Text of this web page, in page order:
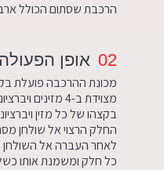
הרכבת שסתום הכולל
02 אופן
מכונת ההרכבה פועלת
מצוידת ב-4 מזינים ויברציוניים המכילים את חלקי השסתום השונים.
בקצהו של כל מזין
החלק הרצוי אל שולחן
לאחר העברה אל
כל חלק ומשמנת אותו